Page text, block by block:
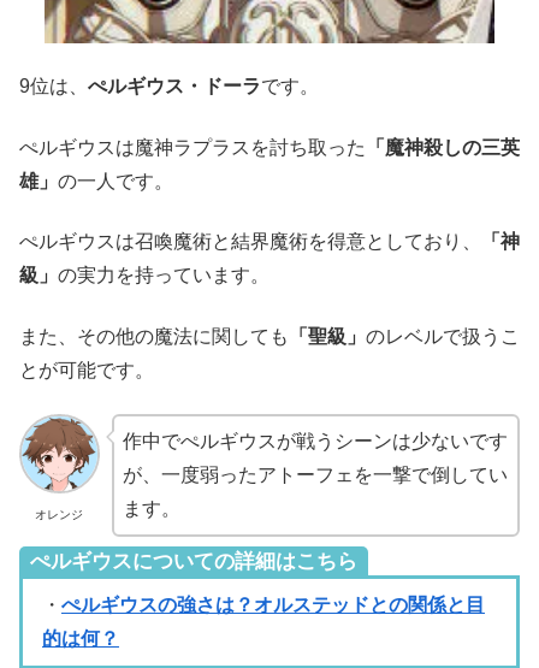
9位は、 ぺルギウス・ドーラです。
ぺルギウスは魔神ラプラスを討ち取った
「魔神殺しの三英
雄」 の一人です。
ぺルギウスは召喚魔術と結界魔術を得意としており、
「神
級」 の実力を持っています。
また、その他の魔法に関しても 「聖級」 のレベルで扱うこ
とが可能です。
オレンジ
作中でぺルギウスが戦うシーンは少ないです
が、一度弱ったアトーフェを一撃で倒してい
ます。
ぺルギウスについての詳細はこちら
・ ぺルギウスの強さは？オルステッドとの関係と目
的は何？